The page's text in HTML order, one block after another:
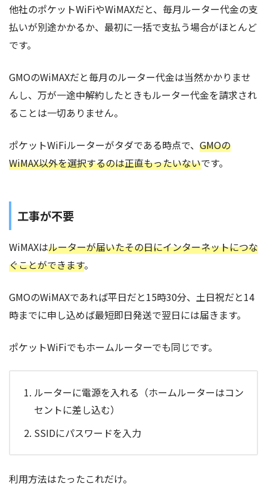
他社のポケットWiFiやWiMAXだと、毎月ルーター代金の支
払いが別途かかるか、最初に一括で支払う場合がほとんど
です。
GMOのWiMAXだと毎月のルーター代金は当然かかりませ
んし、万が一途中解約したときもルーター代金を請求され
ることは一切ありません。
ポケットWiFiルーターがタダである時点で、 GMOの
WiMAX以外を選択するのは正直もったいないです。
工事が不要
WiMAXはルーターが届いたその日にインターネットにつな
ぐことができます。
GMOのWiMAXであれば平日だと15時30分、土日祝だと14
時までに申し込めば最短即日発送で翌日には届きます。
ポケットWiFiでもホームルーターでも同じです。
ルーターに電源を入れる（ホームルーターはコン
セントに差し込む）
SSIDにパスワードを入力
利用方法はたったこれだけ。